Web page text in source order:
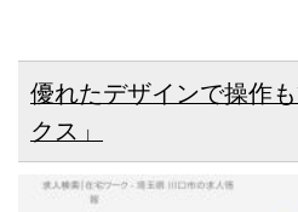
優れたデザインで操作
クス」